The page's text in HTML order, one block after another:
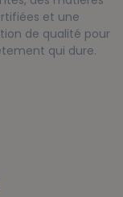
et une
de qualité pour
qui dure.